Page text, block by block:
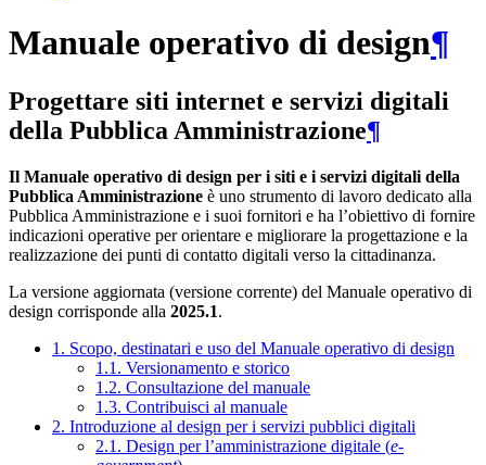
Manuale operativo di design¶
Progettare siti internet e servizi digitali
della Pubblica Amministrazione¶
Il Manuale operativo di design per i siti e i servizi digitali della
Pubblica Amministrazione è uno strumento di lavoro dedicato alla
Pubblica Amministrazione e i suoi fornitori e ha l’obiettivo di fornire
indicazioni operative per orientare e migliorare la progettazione e la
realizzazione dei punti di contatto digitali verso la cittadinanza.
La versione aggiornata (versione corrente) del Manuale operativo di
design corrisponde alla 2025.1.
1. Scopo, destinatari e uso del Manuale operativo di design
1.1. Versionamento e storico
1.2. Consultazione del manuale
1.3. Contribuisci al manuale
2. Introduzione al design per i servizi pubblici digitali
2.1. Design per l’amministrazione digitale (e-